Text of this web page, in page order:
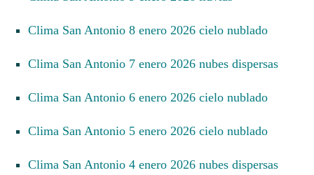
Clima San Antonio 8 enero 2026 cielo nublado
Clima San Antonio 7 enero 2026 nubes dispersas
Clima San Antonio 6 enero 2026 cielo nublado
Clima San Antonio 5 enero 2026 cielo nublado
Clima San Antonio 4 enero 2026 nubes dispersas